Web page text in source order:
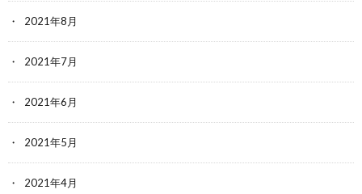
2021年8月
2021年7月
2021年6月
2021年5月
2021年4月